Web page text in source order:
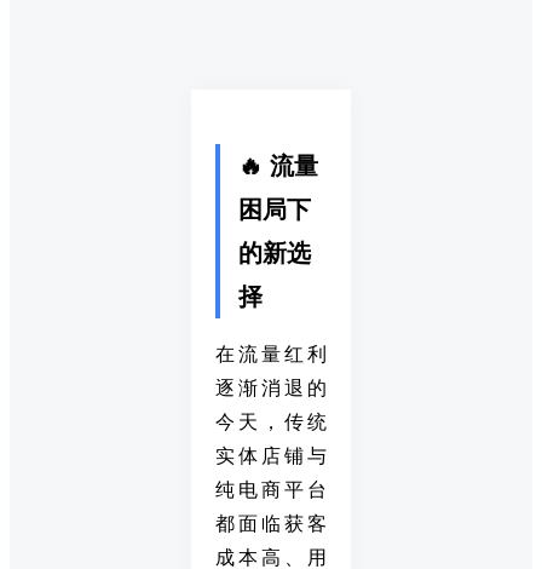
🔥 流量
困局下
的新选
择
在流量红利
逐渐消退的
今天，传统
实体店铺与
纯电商平台
都面临获客
成本高、用